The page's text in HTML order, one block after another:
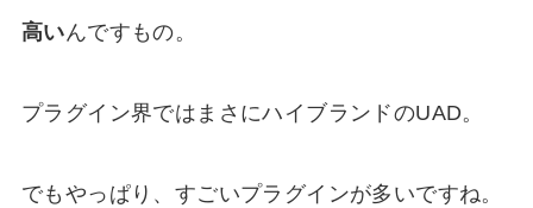
高いんですもの。
プラグイン界ではまさにハイブランドのUAD。
でもやっぱり、すごいプラグインが多いですね。